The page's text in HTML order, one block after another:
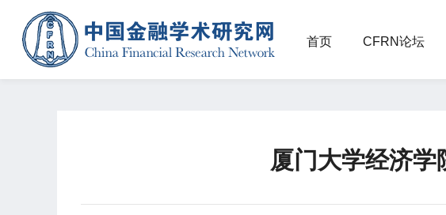
首页 CFRN论坛
厦门大学经济